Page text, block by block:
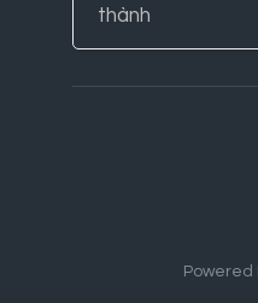
thành
Powered